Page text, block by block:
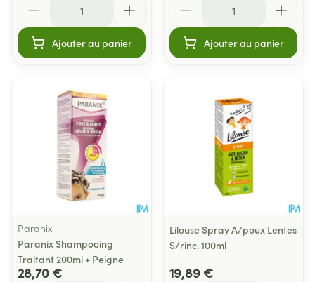
Ajouter au panier Ajouter au panier
Paranix
Paranix Shampooing
Traitant 200ml + Peigne
28,70 €
Lilouse Spray A/poux Lentes
S/rinc. 100ml
19,89 €